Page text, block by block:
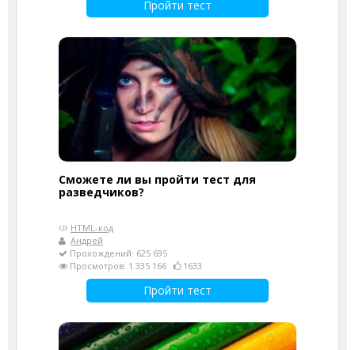
Пройти тест
Сможете ли вы пройти тест для
разведчиков?
HTML-код
Андрей
Прохождений: 625 695
Просмотров: 1 335 166
1633
Пройти тест